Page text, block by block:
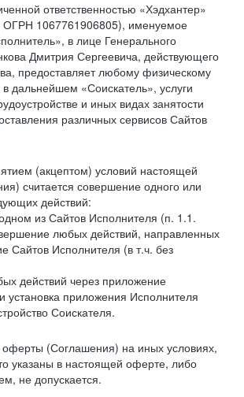
ответственностью «Хэдхантер»
1067761906805), именуемое
в лице Генерального
Дмитрия Сергеевича, действующего
предоставляет любому физическому
дальнейшем «Соискатель», услуги
и иных видах занятости
различных сервисов Сайтов
(акцептом) условий настоящей
считается совершение одного или
действий:
из Сайтов Исполнителя (п. 1.1.
любых действий, направленных
Сайтов Исполнителя (в т.ч. без
действий через приложение
установка приложения Исполнителя
Соискателя.
(Соглашения) на иных условиях,
указаны в настоящей оферте, либо
не допускается.